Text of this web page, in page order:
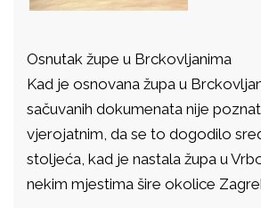
Osnutak župe u Brckovljanima
Kad je osnovana župa u
sačuvanih dokumenata nije
vjerojatnim, da se to dogodilo
stoljeća, kad je nastala župa u
nekim mjestima šire okolice